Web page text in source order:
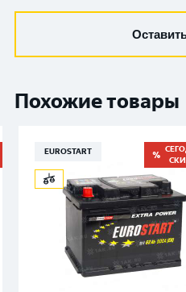
Похожие товары
EUROSTART